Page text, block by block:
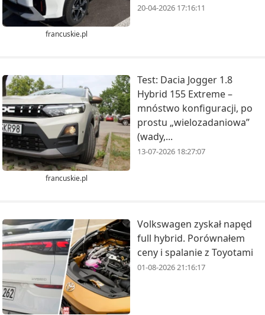
francuskie.pl
20-04-2026 17:16:11
francuskie.pl
Test: Dacia Jogger 1.8
Hybrid 155 Extreme –
mnóstwo konfiguracji, po
prostu „wielozadaniowa”
(wady,...
13-07-2026 18:27:07
Volkswagen zyskał napęd
full hybrid. Porównałem
ceny i spalanie z Toyotami
01-08-2026 21:16:17